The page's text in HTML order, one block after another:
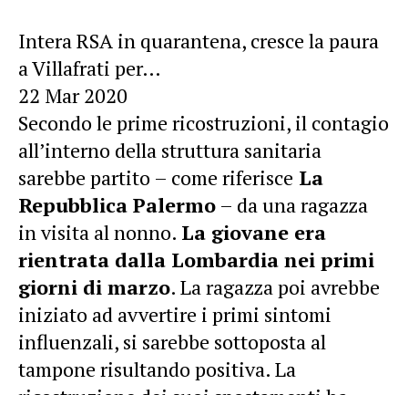
Intera RSA in quarantena, cresce la paura
a Villafrati per…
22 Mar 2020
Secondo le prime ricostruzioni, il contagio
all’interno della struttura sanitaria
sarebbe partito – come riferisce La
Repubblica Palermo – da una ragazza
in visita al nonno. La giovane era
rientrata dalla Lombardia nei primi
giorni di marzo. La ragazza poi avrebbe
iniziato ad avvertire i primi sintomi
influenzali, si sarebbe sottoposta al
tampone risultando positiva. La